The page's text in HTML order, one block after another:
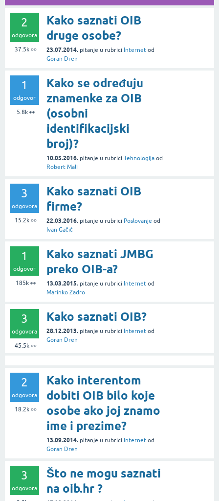
2
odgovora
37.5k 👀
Kako saznati OIB
druge osobe?
23.07.2014. pitanje u rubrici Internet od
Goran Dren
1
odgovor
5.8k👀
Kako se određuju
znamenke za OIB
(osobni
identifikacijski
broj)?
10.05.2016. pitanje u rubrici Tehnologija od
Robert Mali
3
odgovora
15.2k 👀
Kako saznati OIB
firme?
22.03.2016. pitanje u rubrici Poslovanje od
Ivan Gačić
1
odgovor
185k👀
Kako saznati JMBG
preko OIB-a?
13.03.2015. pitanje u rubrici Internet od
Marinko Zadro
3
odgovora
45.5k 👀
Kako saznati OIB?
28.12.2013. pitanje u rubrici Internet od
Goran Dren
2
odgovora
18.2k 👀
Kako interentom
dobiti OIB bilo koje
osobe ako joj znamo
ime i prezime?
13.09.2014. pitanje u rubrici Internet od
Goran Dren
3
odgovora
Što ne mogu saznati
na oib.hr ?